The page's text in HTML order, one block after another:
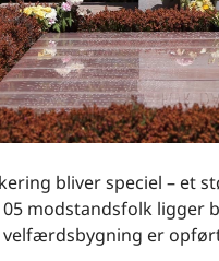
bliver speciel – et
modstandsfolk ligger
er